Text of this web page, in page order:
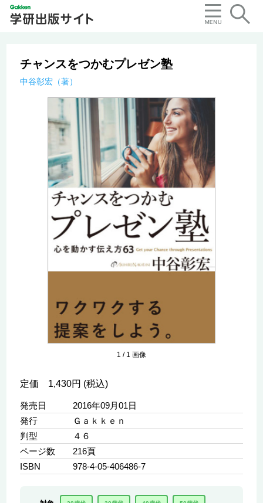
チャンスをつかむプレゼン塾
中谷彰宏（著）
1 / 1 画像
定価 1,430円 (税込)
発売日
2016年09月01日
発行
Ｇａｋｋｅｎ
判型
４６
ページ数
216頁
ISBN
978-4-05-406486-7